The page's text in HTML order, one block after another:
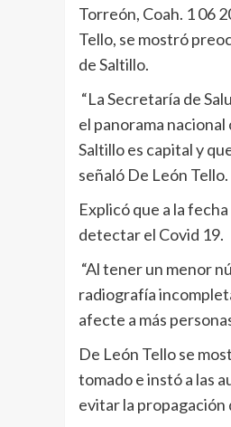
Torreón, Coah. 1 06
Tello, se mostró
de Saltillo.
“La Secretaría de
el panorama
Saltillo es capital y
señaló De León Tello.
Explicó que a la
detectar el Covid 19.
“Al tener un menor
radiografía
afecte a más
De León Tello se
tomado e instó a las
evitar la propagación